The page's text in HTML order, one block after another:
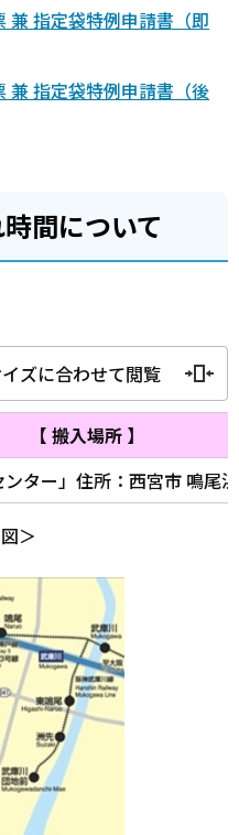
兼 指定袋特例申請書（即
兼 指定袋特例申請書（後
間について
ズに合わせて閲覧
【 搬入場所 】
ンター」住所：西宮市 鳴尾
＞